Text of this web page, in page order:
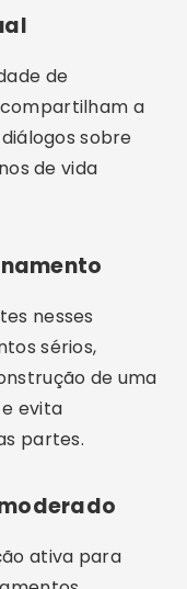
de
a
sobre
de vida
nesses
sérios,
de uma
evita
partes.
ativa para